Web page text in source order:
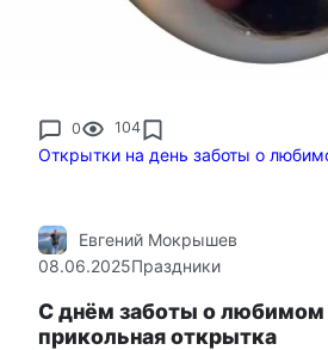
0 104
Открытки на день заботы о
Евгений Мокрышев
08.06.2025Праздники
С днём заботы о
прикольная открытка